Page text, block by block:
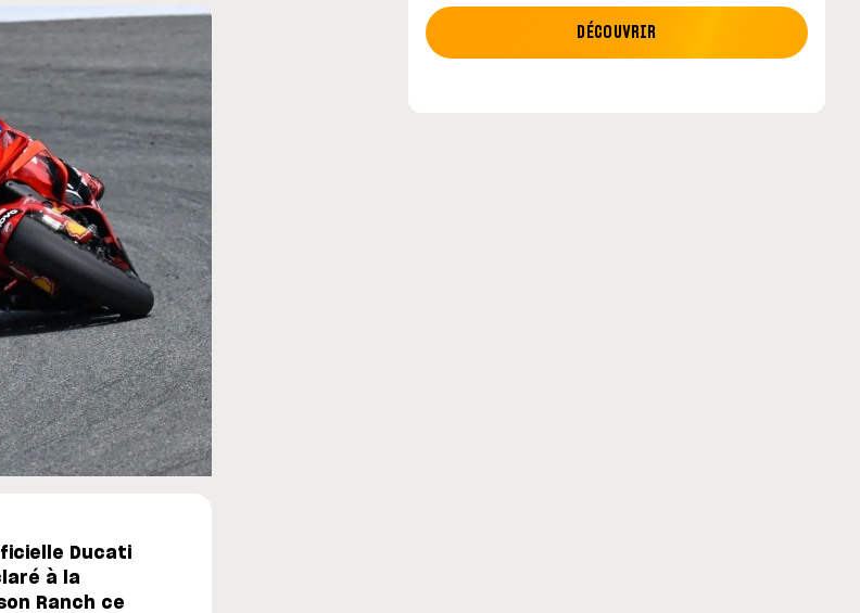
MOTO GP
Zarco évite l'opération et vise un retour en
MotoGP : les cinq constructeurs signent un
Ducati
à la
Ranch ce
DÉCOUVRIR